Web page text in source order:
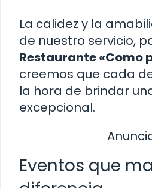
La calidez y la
de nuestro servicio,
Restaurante «Como
creemos que cada
la hora de brindar
excepcional.
Eventos que